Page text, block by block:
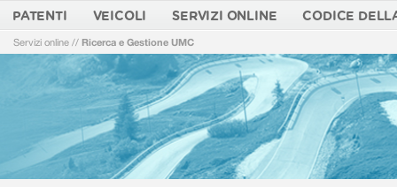
PATENTI VEICOLI SERVIZI ONLINE CODICE
Servizi online // Ricerca e Gestione UMC